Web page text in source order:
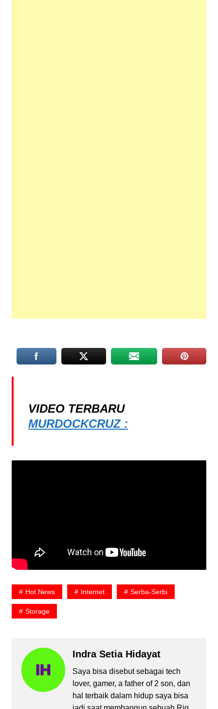
VIDEO TERBARU
MURDOCKCRUZ :
Hot News Internet Serba-Serbi
Storage
Indra Setia Hidayat
Saya bisa disebut sebagai tech
lover, gamer, a father of 2 son, dan
hal terbaik dalam hidup saya bisa